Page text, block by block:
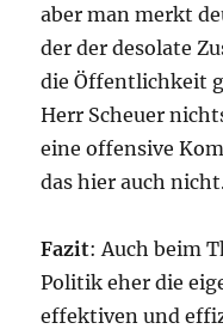
aber man merkt
der der desolate
die Öffentlichkeit
Herr Scheuer
eine offensive
das hier auch
Fazit: Auch beim
Politik eher die
effektiven und